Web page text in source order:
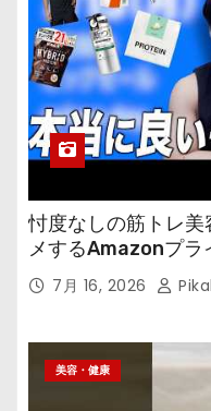
忖度なしの筋トレ
メするAmazonプラ
の 7月 16, 2026
美容・健康